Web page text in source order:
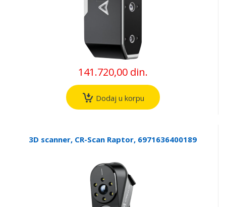
141.720,00 din.
Dodaj u korpu
3D scanner, CR-Scan Raptor, 6971636400189